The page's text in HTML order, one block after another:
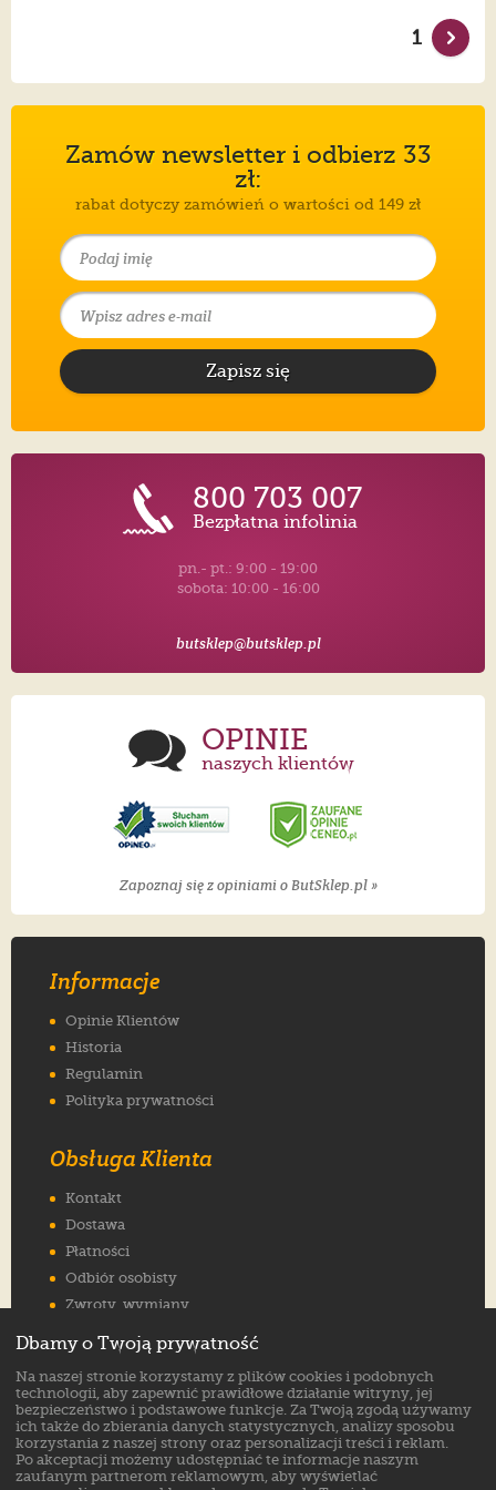
1
Zamów newsletter i odbierz 33
zł:
rabat dotyczy zamówień o wartości od 149 zł
Zapisz się
800 703 007
Bezpłatna infolinia
pn.- pt.: 9:00 - 19:00
sobota: 10:00 - 16:00
butsklep@butsklep.pl
OPINIE
naszych klientów
Zapoznaj się z opiniami o ButSklep.pl »
Informacje
Opinie Klientów
Historia
Regulamin
Polityka prywatności
Obsługa Klienta
Kontakt
Dostawa
Płatności
Odbiór osobisty
Zwroty, wymiany
Jak wybrać rozmiar
FAQ
Znajdź nas na:
Dbamy o Twoją prywatność
Na naszej stronie korzystamy z plików cookies i podobnych
technologii, aby zapewnić prawidłowe działanie witryny, jej
bezpieczeństwo i podstawowe funkcje. Za Twoją zgodą używamy
ich także do zbierania danych statystycznych, analizy sposobu
korzystania z naszej strony oraz personalizacji treści i reklam.
Po akceptacji możemy udostępniać te informacje naszym
zaufanym partnerom reklamowym, aby wyświetlać